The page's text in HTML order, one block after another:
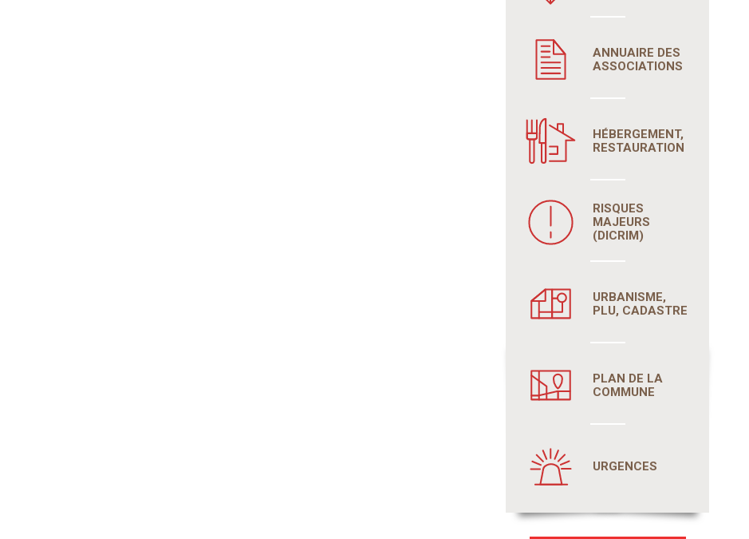
ANNUAIRE DES
ASSOCIATIONS
HÉBERGEMENT,
RESTAURATION
RISQUES
MAJEURS
(DICRIM)
URBANISME,
PLU, CADASTRE
PLAN DE LA
COMMUNE
URGENCES